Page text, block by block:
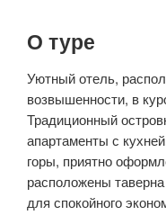
О туре
Уютный отель,
возвышенности, в
Традиционный
апартаменты с
горы, приятно
расположены
для спокойного